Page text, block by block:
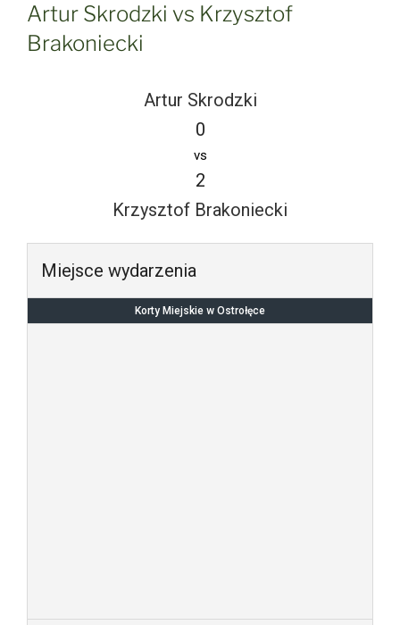
Artur Skrodzki vs Krzysztof
Brakoniecki
Artur Skrodzki
0
vs
2
Krzysztof Brakoniecki
Miejsce wydarzenia
Korty Miejskie w Ostrołęce